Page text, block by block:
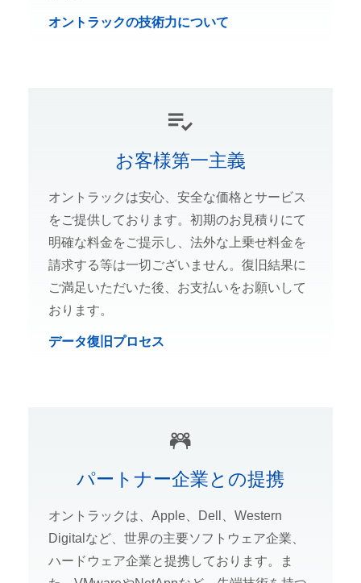
オントラックの技術力について
お客様第一主義
オントラックは安心、安全な価格とサービス
をご提供しております。初期のお見積りにて
明確な料金をご提示し、法外な上乗せ料金を
請求する等は一切ございません。復旧結果に
ご満足いただいた後、お支払いをお願いして
おります。
データ復旧プロセス
パートナー企業との提携
オントラックは、Apple、Dell、Western
Digitalなど、世界の主要ソフトウェア企業、
ハードウェア企業と提携しております。ま